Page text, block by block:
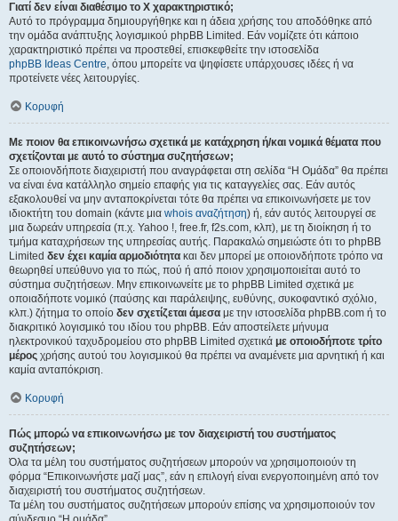
Γιατί δεν είναι διαθέσιμο το Χ χαρακτηριστικό;
Αυτό το πρόγραμμα δημιουργήθηκε και η άδεια χρήσης του αποδόθηκε από
την ομάδα ανάπτυξης λογισμικού phpBB Limited. Εάν νομίζετε ότι κάποιο
χαρακτηριστικό πρέπει να προστεθεί, επισκεφθείτε την ιστοσελίδα
phpBB Ideas Centre, όπου μπορείτε να ψηφίσετε υπάρχουσες ιδέες ή να
προτείνετε νέες λειτουργίες.
Κορυφή
Με ποιον θα επικοινωνήσω σχετικά με κατάχρηση ή/και νομικά θέματα που
σχετίζονται με αυτό το σύστημα συζητήσεων;
Σε οποιονδήποτε διαχειριστή που αναγράφεται στη σελίδα “Η Ομάδα” θα πρέπει
να είναι ένα κατάλληλο σημείο επαφής για τις καταγγελίες σας. Εάν αυτός
εξακολουθεί να μην ανταποκρίνεται τότε θα πρέπει να επικοινωνήσετε με τον
ιδιοκτήτη του domain (κάντε μια whois αναζήτηση) ή, εάν αυτός λειτουργεί σε
μια δωρεάν υπηρεσία (π.χ. Yahoo !, free.fr, f2s.com, κλπ), με τη διοίκηση ή το
τμήμα καταχρήσεων της υπηρεσίας αυτής. Παρακαλώ σημειώστε ότι το phpBB
Limited δεν έχει καμία αρμοδιότητα και δεν μπορεί με οποιονδήποτε τρόπο να
θεωρηθεί υπεύθυνο για το πώς, πού ή από ποιον χρησιμοποιείται αυτό το
σύστημα συζητήσεων. Μην επικοινωνείτε με το phpBB Limited σχετικά με
οποιαδήποτε νομικό (παύσης και παράλειψης, ευθύνης, συκοφαντικό σχόλιο,
κλπ.) ζήτημα το οποίο δεν σχετίζεται άμεσα με την ιστοσελίδα phpBB.com ή το
διακριτικό λογισμικό του ιδίου του phpBB. Εάν αποστείλετε μήνυμα
ηλεκτρονικού ταχυδρομείου στο phpBB Limited σχετικά με οποιοδήποτε τρίτο
μέρος χρήσης αυτού του λογισμικού θα πρέπει να αναμένετε μια αρνητική ή και
καμία ανταπόκριση.
Κορυφή
Πώς μπορώ να επικοινωνήσω με τον διαχειριστή του συστήματος
συζητήσεων;
Όλα τα μέλη του συστήματος συζητήσεων μπορούν να χρησιμοποιούν τη
φόρμα “Επικοινωνήστε μαζί μας”, εάν η επιλογή είναι ενεργοποιημένη από τον
διαχειριστή του συστήματος συζητήσεων.
Τα μέλη του συστήματος συζητήσεων μπορούν επίσης να χρησιμοποιούν τον